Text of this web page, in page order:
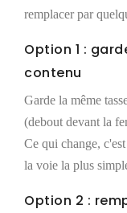
remplacer par
Option 1 :
contenu
Garde la même
(debout devant la
Ce qui change,
la voie la plus
Option 2 :